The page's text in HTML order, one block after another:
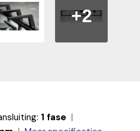
+2
1 fase